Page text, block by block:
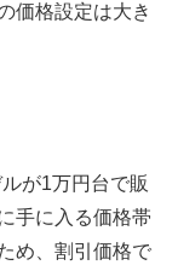
価格設定は大き
が1万円台で販
手に入る価格帯
め、割引価格で